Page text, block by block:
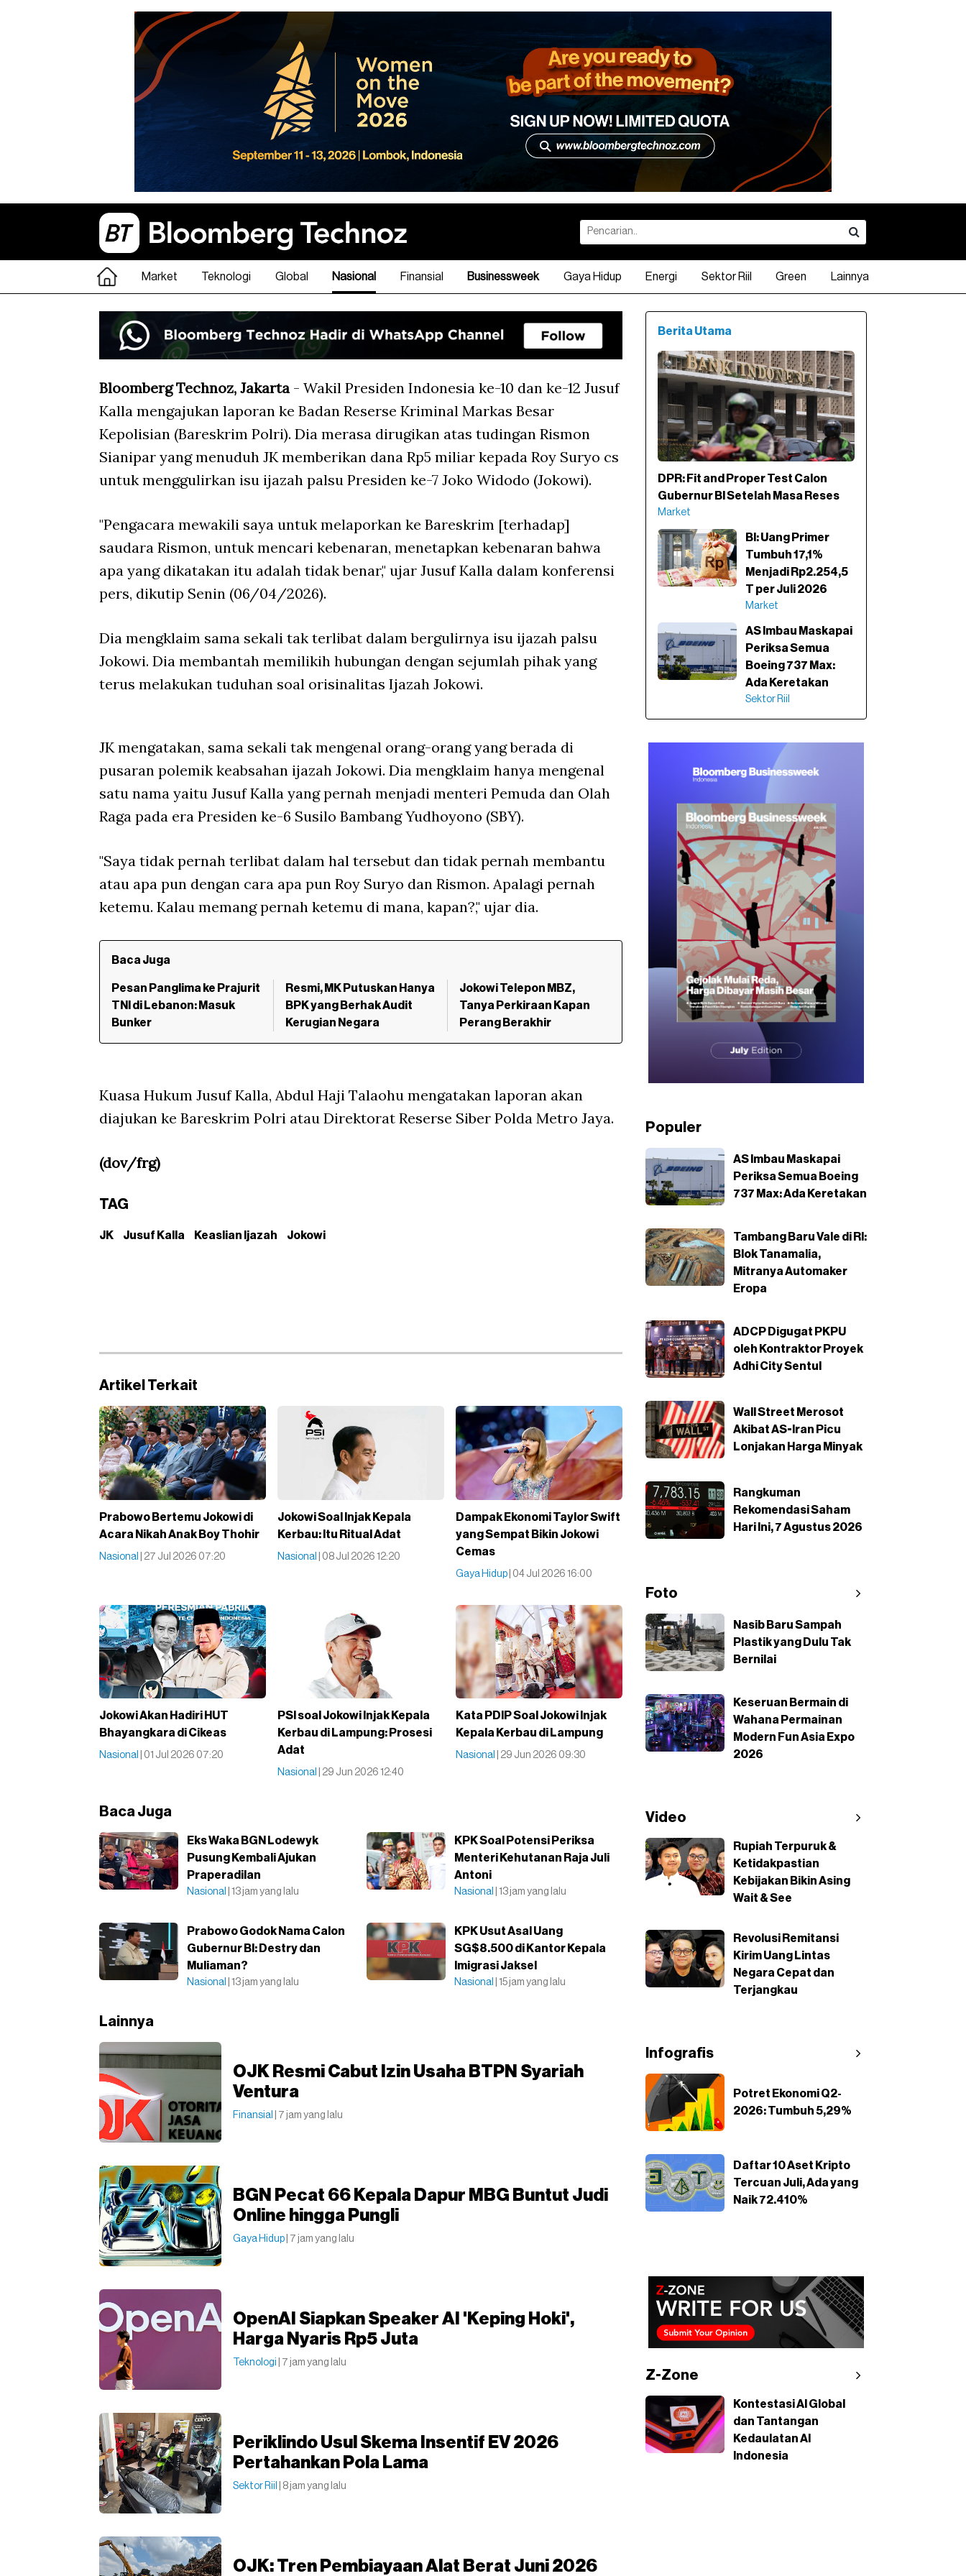
Market Teknologi Global Nasional Finansial Businessweek Gaya Hidup Energi Sektor Riil Green Lainnya
Bloomberg Technoz, Jakarta- Wakil Presiden Indonesia ke-10 dan ke-12 Jusuf
Kalla mengajukan laporan ke Badan Reserse Kriminal Markas Besar
Kepolisian (Bareskrim Polri). Dia merasa dirugikan atas tudingan Rismon
Sianipar yang menuduh JK memberikan dana Rp5 miliar kepada Roy Suryo cs
untuk menggulirkan isu ijazah palsu Presiden ke-7 Joko Widodo (Jokowi).
"Pengacara mewakili saya untuk melaporkan ke Bareskrim [terhadap]
saudara Rismon, untuk mencari kebenaran, menetapkan kebenaran bahwa
apa yang dikatakan itu adalah tidak benar," ujar Jusuf Kalla dalam konferensi
pers, dikutip Senin (06/04/2026).
Dia mengklaim sama sekali tak terlibat dalam bergulirnya isu ijazah palsu
Jokowi. Dia membantah memilikih hubungan dengan sejumlah pihak yang
terus melakukan tuduhan soal orisinalitas Ijazah Jokowi.
JK mengatakan, sama sekali tak mengenal orang-orang yang berada di
pusaran polemik keabsahan ijazah Jokowi. Dia mengklaim hanya mengenal
satu nama yaitu Jusuf Kalla yang pernah menjadi menteri Pemuda dan Olah
Raga pada era Presiden ke-6 Susilo Bambang Yudhoyono (SBY).
"Saya tidak pernah terlibat dalam hal tersebut dan tidak pernah membantu
atau apa pun dengan cara apa pun Roy Suryo dan Rismon. Apalagi pernah
ketemu. Kalau memang pernah ketemu di mana, kapan?," ujar dia.
Baca Juga
Pesan Panglima ke Prajurit
TNI di Lebanon: Masuk
Bunker
Resmi, MK Putuskan Hanya
BPK yang Berhak Audit
Kerugian Negara
Jokowi Telepon MBZ,
Tanya Perkiraan Kapan
Perang Berakhir
Kuasa Hukum Jusuf Kalla, Abdul Haji Talaohu mengatakan laporan akan
diajukan ke Bareskrim Polri atau Direktorat Reserse Siber Polda Metro Jaya.
(dov/frg)
TAG
JK Jusuf Kalla Keaslian Ijazah Jokowi
Artikel Terkait
Prabowo Bertemu Jokowi di
Acara Nikah Anak Boy Thohir
Nasional | 27 Jul 2026 07:20
Jokowi Soal Injak Kepala
Kerbau: Itu Ritual Adat
Nasional | 08 Jul 2026 12:20
Dampak Ekonomi Taylor Swift
yang Sempat Bikin Jokowi
Cemas
Gaya Hidup | 04 Jul 2026 16:00
Jokowi Akan Hadiri HUT
Bhayangkara di Cikeas
Nasional | 01 Jul 2026 07:20
PSI soal Jokowi Injak Kepala
Kerbau di Lampung: Prosesi
Adat
Nasional | 29 Jun 2026 12:40
Kata PDIP Soal Jokowi Injak
Kepala Kerbau di Lampung
Nasional | 29 Jun 2026 09:30
Baca Juga
Eks Waka BGN Lodewyk
Pusung Kembali Ajukan
Praperadilan
Nasional | 13 jam yang lalu
KPK Soal Potensi Periksa
Menteri Kehutanan Raja Juli
Antoni
Nasional | 13 jam yang lalu
Prabowo Godok Nama Calon
Gubernur BI: Destry dan
Muliaman?
Nasional | 13 jam yang lalu
KPK Usut Asal Uang
SG$8.500 di Kantor Kepala
Imigrasi Jaksel
Nasional | 15 jam yang lalu
Lainnya
OJK Resmi Cabut Izin Usaha BTPN Syariah
Ventura
Finansial | 7 jam yang lalu
BGN Pecat 66 Kepala Dapur MBG Buntut Judi
Online hingga Pungli
Gaya Hidup | 7 jam yang lalu
OpenAI Siapkan Speaker AI 'Keping Hoki',
Harga Nyaris Rp5 Juta
Teknologi | 7 jam yang lalu
Periklindo Usul Skema Insentif EV 2026
Pertahankan Pola Lama
Sektor Riil | 8 jam yang lalu
OJK: Tren Pembiayaan Alat Berat Juni 2026
Berita Utama
DPR: Fit and Proper Test Calon
Gubernur BI Setelah Masa Reses
Market
BI: Uang Primer
Tumbuh 17,1%
Menjadi Rp2.254,5
T per Juli 2026
Market
AS Imbau Maskapai
Periksa Semua
Boeing 737 Max:
Ada Keretakan
Sektor Riil
Populer
AS Imbau Maskapai
Periksa Semua Boeing
737 Max: Ada Keretakan
Tambang Baru Vale di RI:
Blok Tanamalia,
Mitranya Automaker
Eropa
ADCP Digugat PKPU
oleh Kontraktor Proyek
Adhi City Sentul
Wall Street Merosot
Akibat AS-Iran Picu
Lonjakan Harga Minyak
Rangkuman
Rekomendasi Saham
Hari Ini, 7 Agustus 2026
Foto
Nasib Baru Sampah
Plastik yang Dulu Tak
Bernilai
Keseruan Bermain di
Wahana Permainan
Modern Fun Asia Expo
2026
Video
Rupiah Terpuruk &
Ketidakpastian
Kebijakan Bikin Asing
Wait & See
Revolusi Remitansi
Kirim Uang Lintas
Negara Cepat dan
Terjangkau
Infografis
Potret Ekonomi Q2-
2026: Tumbuh 5,29%
Daftar 10 Aset Kripto
Tercuan Juli, Ada yang
Naik 72.410%
Z-Zone
Kontestasi AI Global
dan Tantangan
Kedaulatan AI
Indonesia